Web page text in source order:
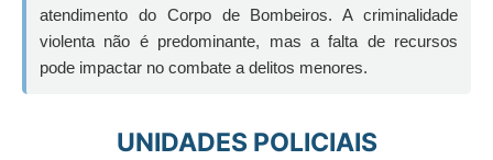
atendimento do Corpo de Bombeiros. A criminalidade
violenta não é predominante, mas a falta de recursos
pode impactar no combate a delitos menores.
UNIDADES POLICIAIS